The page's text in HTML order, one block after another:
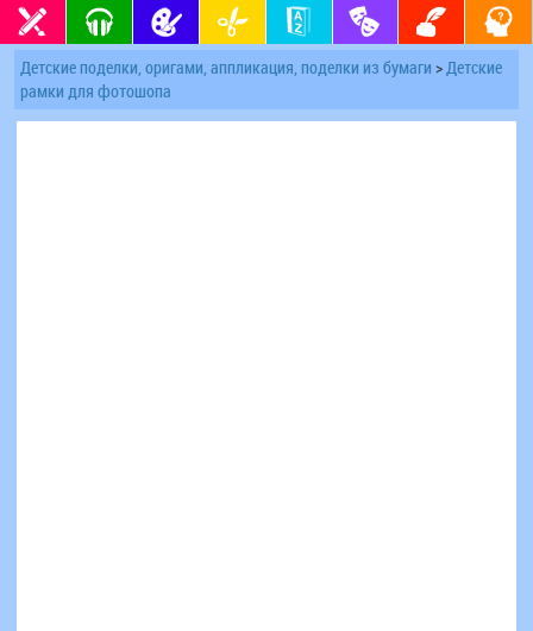
Детские поделки, оригами, аппликация, поделки из бумаги >Детские
рамки для фотошопа